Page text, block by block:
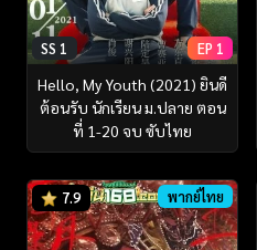
SS 1 EP 1
Hello, My Youth (2021) ยินดี
ต้อนรับ นักเรียน ม.ปลาย ตอน
ที่ 1-20 จบ ซับไทย
7.9 พากย์ไทย